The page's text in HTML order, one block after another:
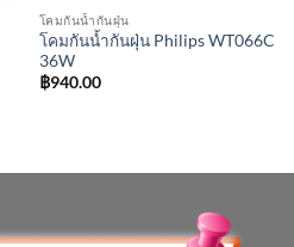
โคมกันน้ำกันฝุ่น
โคมกันน้ำกันฝุ่น Philips WT066C
36W
฿940.00